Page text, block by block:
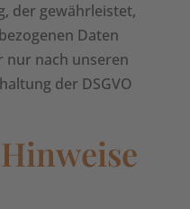
der gewährleistet,
Daten
nur nach unseren
der DSGVO